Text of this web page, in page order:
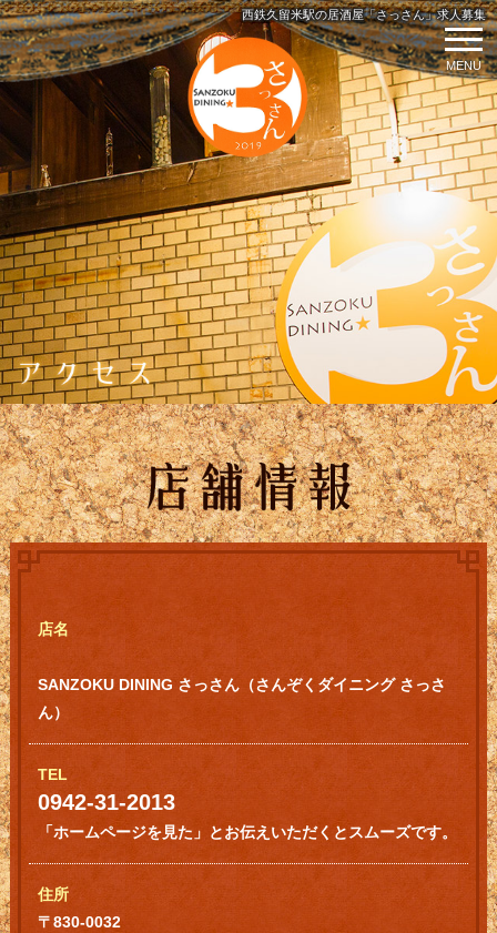
西鉄久留米駅の居酒屋「さっさん」求人募集
MENU
店名
SANZOKU DINING さっさん（さんぞくダイニング さっさ
ん）
TEL
0942-31-2013
「ホームページを見た」とお伝えいただくとスムーズです。
住所
〒830-0032